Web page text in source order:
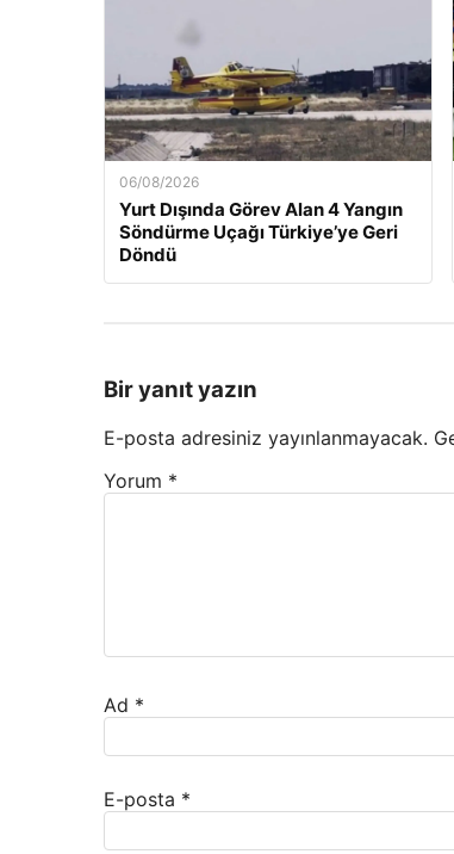
06/08/2026
Yurt Dışında Görev Alan 4 Yangın
Söndürme Uçağı Türkiye’ye Geri
Döndü
Bir yanıt yazın
E-posta adresiniz yayınlanmayacak.
Yorum *
Ad *
E-posta *